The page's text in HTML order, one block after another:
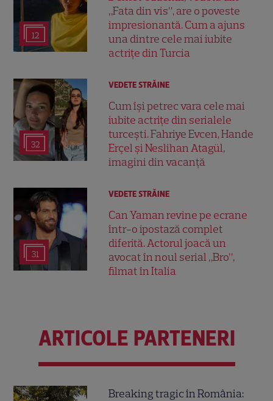
12
„Fata din vis”, are o poveste
impresionantă. Cum a ajuns
una dintre cele mai iubite
actrițe din Turcia
32
VEDETE STRĂINE
Cum își petrec vara cele mai
iubite actrițe din serialele
turcești. Fahriye Evcen, Hande
Erçel și Neslihan Atagül,
imagini din vacanță
31
VEDETE STRĂINE
Can Yaman revine pe ecrane
într-o ipostază complet
diferită. Actorul joacă un
avocat în noul serial „Bro”,
filmat în Italia
ARTICOLE PARTENERI
Breaking tragic în România: